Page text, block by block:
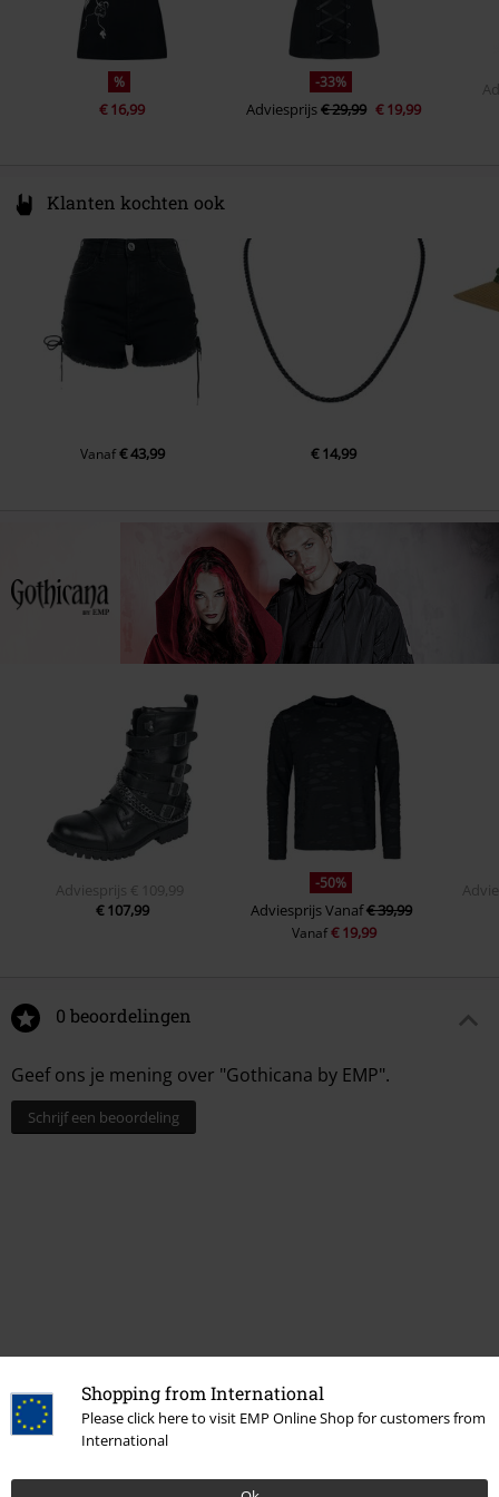
Shopping from International
Please click here to visit EMP Online Shop for customers from
International
%
€ 16,99
-33%
Adviesprijs€ 29,99 € 19,99
Klanten kochten ook
Vanaf€ 43,99 € 14,99
Adviesprijs
€ 109,99
€ 107,99
-50%
AdviesprijsVanaf€ 39,99
Vanaf€ 19,99
0 beoordelingen
Geef ons je mening over "Gothicana by EMP".
Schrijf een beoordeling
Laatst bezocht